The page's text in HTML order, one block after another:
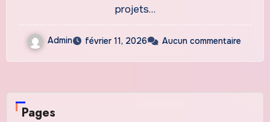
projets…
Admin février 11, 2026 Aucun commentaire
Pages